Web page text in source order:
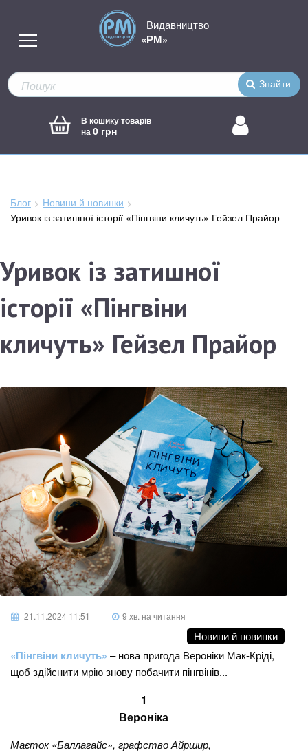
Видавництво
«РМ»
Знайти
В кошику товарів
на0 грн
Блог
Новини й новинки
Зараз
Уривок із затишної історії «Пінгвіни кличуть» Гейзел Прайор
Уривок із затишної
історії «Пінгвіни
кличуть» Гейзел Прайор
21.11.2024 11:51 9 хв. на читання
Новини й новинки
«Пінгвіни кличуть» – нова пригода Вероніки Мак-Кріді,
щоб здійснити мрію знову побачити пінгвінів...
1
Вероніка
Маєток «Баллагайс», графство Айршир,